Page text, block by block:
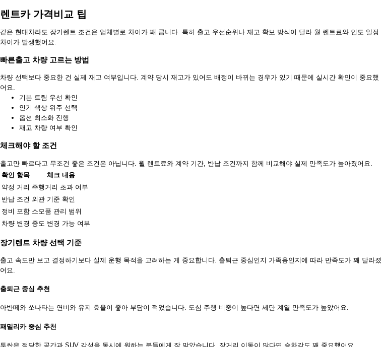
렌트카 가격비교 팁
같은 현대차라도 장기렌트 조건은 업체별로 차이가 꽤 큽니다. 특히 출고 우선순위나 재고 확보 방식이 달라 월 렌트료와 인도 일정
차이가 발생했어요.
빠른출고 차량 고르는 방법
차량 선택보다 중요한 건 실제 재고 여부입니다. 계약 당시 재고가 있어도 배정이 바뀌는 경우가 있기 때문에 실시간 확인이 중요했
어요.
기본 트림 우선 확인
인기 색상 위주 선택
옵션 최소화 진행
재고 차량 여부 확인
체크해야 할 조건
출고만 빠르다고 무조건 좋은 조건은 아닙니다. 월 렌트료와 계약 기간, 반납 조건까지 함께 비교해야 실제 만족도가 높아졌어요.
확인 항목
체크 내용
약정 거리 주행거리 초과 여부
반납 조건 외관 기준 확인
정비 포함 소모품 관리 범위
차량 변경 중도 변경 가능 여부
장기렌트 차량 선택 기준
출고 속도만 보고 결정하기보다 실제 운행 목적을 고려하는 게 중요합니다. 출퇴근 중심인지 가족용인지에 따라 만족도가 꽤 달라졌
어요.
출퇴근 중심 추천
아반떼와 쏘나타는 연비와 유지 효율이 좋아 부담이 적었습니다. 도심 주행 비중이 높다면 세단 계열 만족도가 높았어요.
패밀리카 중심 추천
투싼은 적당한 공간과 SUV 감성을 동시에 원하는 분들에게 잘 맞았습니다. 장거리 이동이 많다면 승차감도 꽤 중요했어요.